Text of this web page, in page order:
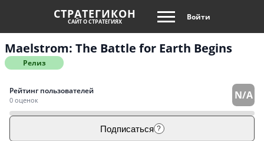
СТРАТЕГИКОН
САЙТ О СТРАТЕГИЯХ Войти
Maelstrom: The Battle for Earth Begins
Релиз
Рейтинг пользователей
0 оценок N/A
Подписаться ?